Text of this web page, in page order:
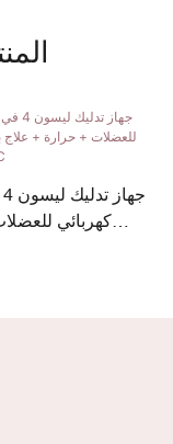
كهربائي